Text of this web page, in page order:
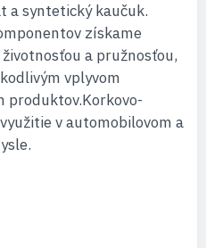
a syntetický kaučuk.
získame
a pružnosťou,
vplyvom
produktov.Korkovo-
v automobilovom a